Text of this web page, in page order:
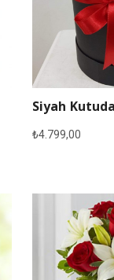
Siyah
₺4.799,00